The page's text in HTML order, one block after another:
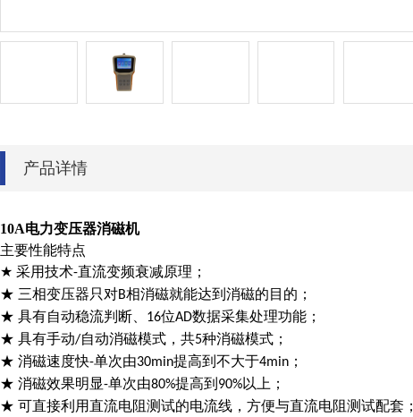
产品详情
10A电力变压器消磁机
主要性能特点
★ 采用技术-直流变频衰减原理；
★ 三相变压器只对B相消磁就能达到消磁的目的；
★ 具有自动稳流判断、 16位AD数据采集处理功能；
★ 具有手动/自动消磁模式，共5种消磁模式；
★ 消磁速度快-单次由30min提高到不大于4min ；
★ 消磁效果明显-单次由80%提高到 90%以上；
★ 可直接利用直流电阻测试的电流线，方便与直流电阻测试配套；